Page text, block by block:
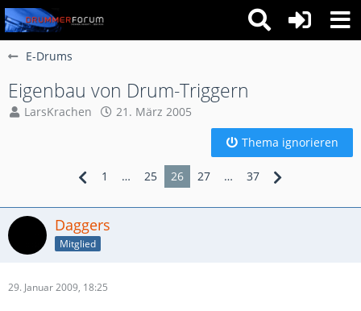
E-Drums
Eigenbau von Drum-Triggern
LarsKrachen
21. März 2005
Thema ignorieren
1 … 25 26 27 … 37
Daggers
Mitglied
29. Januar 2009, 18:25